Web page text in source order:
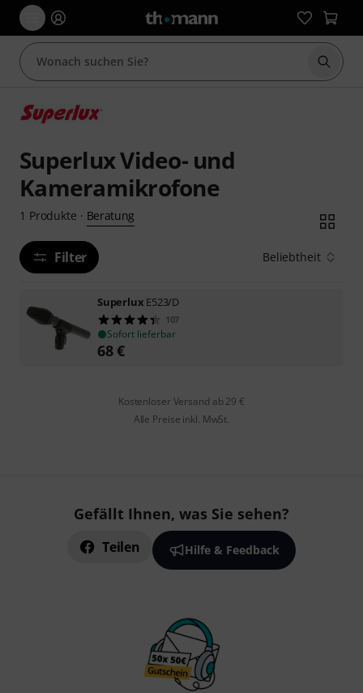
Suche
Superlux Video- und
Kameramikrofone
1 Produkte · Beratung
Filter Beliebtheit
Superlux E523/D
107
Sofort lieferbar
68€
Kostenloser Versand ab 29 €
Alle Preise inkl. MwSt.
Gefällt Ihnen, was Sie sehen?
Teilen Hilfe & Feedback